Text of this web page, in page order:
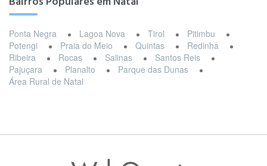
Ponta Negra Lagoa Nova Tirol
Pitimbu
Potengi
Praia do Meio Quintas
Redinha
Ribeira
Rocas Salinas
Santos Reis
Pajuçara
Planalto
Parque das Dunas
Área Rural de Natal